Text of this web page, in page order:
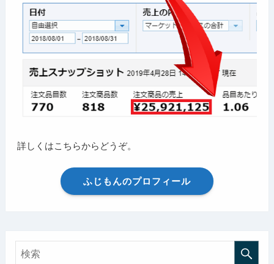
詳しくはこちらからどうぞ。
ふじもんのプロフィール